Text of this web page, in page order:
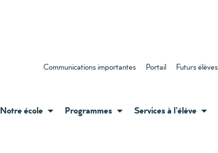
Communications importantes Portail Futurs élèves
Notre école Programmes Services à l’élève